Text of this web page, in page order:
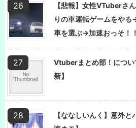
【悲報】女性VTuberさ
りの車運転ゲームをや
車を選ぶ→加速おっそ！
Vtuberまとめ部！につ
新】
【ななしいんく】意外